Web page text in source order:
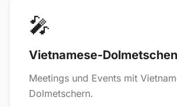
🎤
Vietnamese-Dolmetschen
Meetings und Events mit
Dolmetschern.